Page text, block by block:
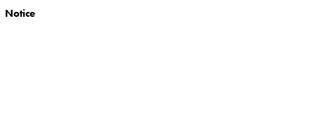
Notice